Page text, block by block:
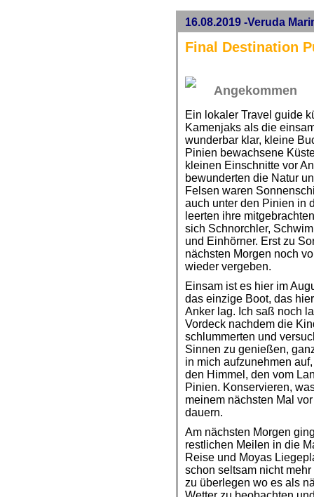
16.08.2019 -Veruda
Final Destination
Angekommen
Ein lokaler Travel guide
Kamenjaks als die
wunderbar klar, kleine
Pinien bewachsene
kleinen Einschnitte vor
bewunderten die Natur
Felsen waren
auch unter den Pinien in
leerten ihre
sich Schnorchler,
und Einhörner. Erst zu
nächsten Morgen noch
wieder vergeben.
Einsam ist es hier im
das einzige Boot, das
Anker lag. Ich saß noch
Vordeck nachdem die
schlummerten und
Sinnen zu genießen,
in mich aufzunehmen
den Himmel, den vom
Pinien. Konservieren,
meinem nächsten Mal
dauern.
Am nächsten Morgen
restlichen Meilen in die
Reise und Moyas
schon seltsam nicht
zu überlegen wo es als